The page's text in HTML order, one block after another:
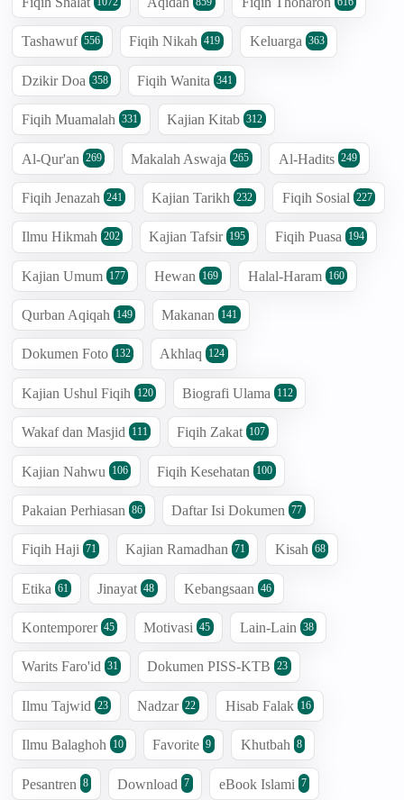
Tashawuf 556 Fiqih Nikah 419 Keluarga 363
Dzikir Doa 358 Fiqih Wanita 341
Fiqih Muamalah 331 Kajian Kitab 312
Al-Qur'an 269 Makalah Aswaja 265 Al-Hadits 249
Fiqih Jenazah 241 Kajian Tarikh 232 Fiqih Sosial 227
Ilmu Hikmah 202 Kajian Tafsir 195 Fiqih Puasa 194
Kajian Umum 177 Hewan 169 Halal-Haram 160
Qurban Aqiqah 149 Makanan 141
Dokumen Foto 132 Akhlaq 124
Kajian Ushul Fiqih 120 Biografi Ulama 112
Wakaf dan Masjid 111 Fiqih Zakat 107
Kajian Nahwu 106 Fiqih Kesehatan 100
Pakaian Perhiasan 86 Daftar Isi Dokumen 77
Fiqih Haji 71 Kajian Ramadhan 71 Kisah 68
Etika 61 Jinayat 48 Kebangsaan 46
Kontemporer 45 Motivasi 45 Lain-Lain 38
Warits Faro'id 31 Dokumen PISS-KTB 23
Ilmu Tajwid 23 Nadzar 22 Hisab Falak 16
Ilmu Balaghoh 10 Favorite 9 Khutbah 8
Pesantren 8 Download 7 eBook Islami 7